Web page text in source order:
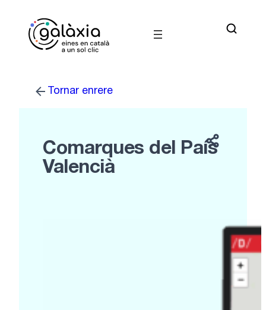
Tornar enrere
Comarques del País
Valencià